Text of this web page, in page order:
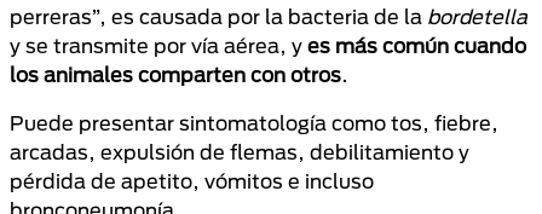
perreras”, es causada por la bacteria de la bordetella
y se transmite por vía aérea, y es más común cuando
los animales comparten con otros.
Puede presentar sintomatología como tos, fiebre,
arcadas, expulsión de flemas, debilitamiento y
pérdida de apetito, vómitos e incluso